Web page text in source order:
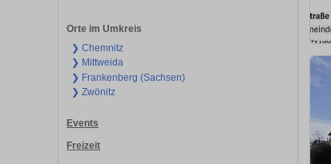
Orte im Umkreis
❯ Chemnitz
❯ Mittweida
❯ Frankenberg (Sachsen)
❯ Zwönitz
Events
Freizeit